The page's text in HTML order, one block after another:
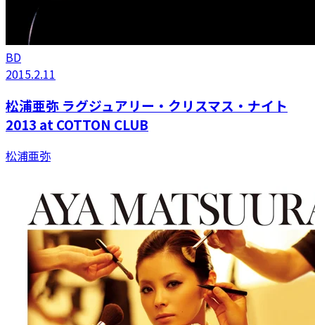
BD
2015.2.11
松浦亜弥 ラグジュアリー・クリスマス・ナイト
2013 at COTTON CLUB
松浦亜弥